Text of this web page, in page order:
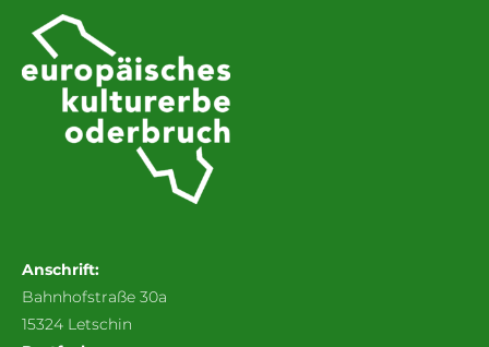
Anschrift:
Bahnhofstraße 30a
15324 Letschin